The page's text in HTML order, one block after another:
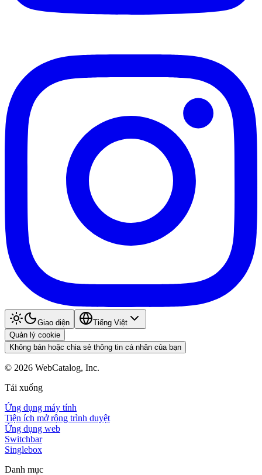
Giao diện
Tiếng Việt
Quản lý cookie
Không bán hoặc chia sẻ thông tin cá nhân của bạn
© 2026 WebCatalog, Inc.
Tải xuống
Ứng dụng máy tính
Tiện ích mở rộng trình duyệt
Ứng dụng web
Switchbar
Singlebox
Danh mục